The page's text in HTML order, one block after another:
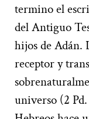
termino el
del Antiguo
hijos de Adán.
receptor y
universo (2